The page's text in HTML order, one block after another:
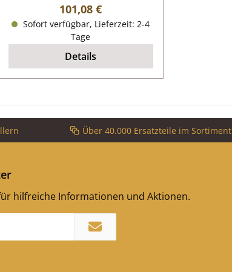
Regulärer Preis:
101,08 €
Sofort verfügbar, Lieferzeit: 2-4
Tage
Details
Über 40.000 Ersatzteile im Sortiment
hilfreiche Informationen und Aktionen.